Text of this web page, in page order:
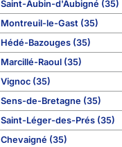
Saint-Aubin-d'Aubigné (35)
Montreuil-le-Gast (35)
Hédé-Bazouges (35)
Marcillé-Raoul (35)
Vignoc (35)
Sens-de-Bretagne (35)
Saint-Léger-des-Prés (35)
Chevaigné (35)